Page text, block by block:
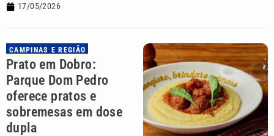
17/05/2026
CAMPINAS E REGIÃO
Prato em Dobro:
Parque Dom Pedro
oferece pratos e
sobremesas em dose
dupla